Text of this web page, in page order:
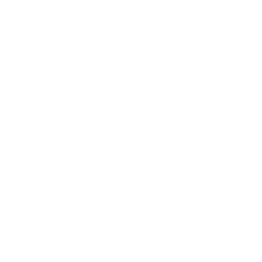
conept of future interior, working with